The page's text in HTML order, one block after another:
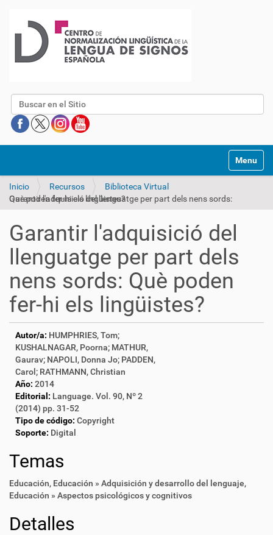
Buscar
Mostrar/
Inicio Recursos
Biblioteca Virtual
Garantir l'adquisició del llenguatge per part dels nens sords: Què poden fer-hi els lingüistes?
Garantir l'adquisició del
llenguatge per part dels
nens sords: Què poden
fer-hi els lingüistes?
Autor/a: HUMPHRIES, Tom;
KUSHALNAGAR, Poorna; MATHUR,
Gaurav; NAPOLI, Donna Jo; PADDEN,
Carol; RATHMANN, Christian
Año: 2014
Editorial: Language. Vol. 90, Nº 2
(2014) pp. 31-52
Tipo de código: Copyright
Soporte: Digital
Temas
Educación, Educación » Adquisición y desarrollo del lenguaje,
Educación » Aspectos psicológicos y cognitivos
Detalles